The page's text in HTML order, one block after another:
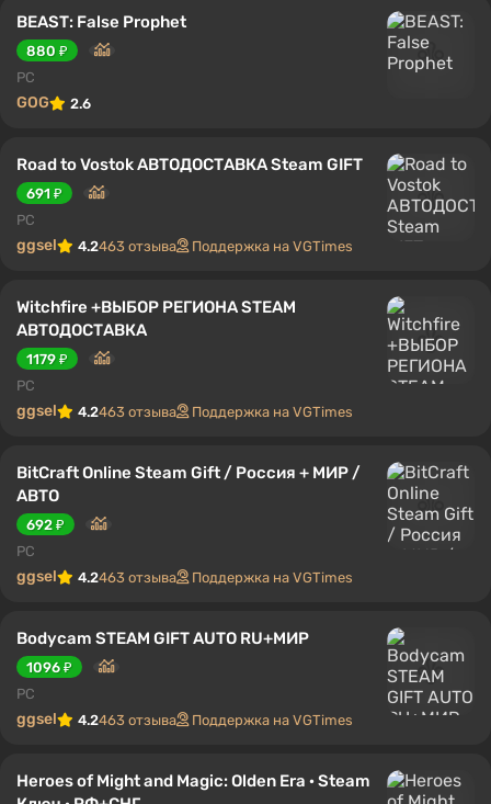
BEAST: False Prophet
880 ₽
PC
GOG 2.6
Road to Vostok АВТОДОСТАВКА Steam GIFT
691 ₽
PC
ggsel 4.2463 отзыва Поддержка на VGTimes
Witchfire +ВЫБОР РЕГИОНА STEAM
АВТОДОСТАВКА
1179 ₽
PC
ggsel 4.2463 отзыва Поддержка на VGTimes
BitCraft Online Steam Gift / Россия + МИР /
АВТО
692 ₽
PC
ggsel 4.2463 отзыва Поддержка на VGTimes
Bodycam STEAM GIFT AUTO RU+МИР
1096 ₽
PC
ggsel 4.2463 отзыва Поддержка на VGTimes
Heroes of Might and Magic: Olden Era · Steam